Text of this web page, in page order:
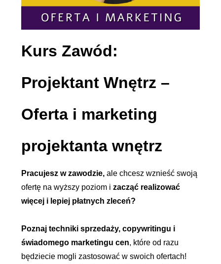
Kurs Zawód:
Projektant Wnętrz –
Oferta i marketing
projektanta wnętrz
Pracujesz w zawodzie, ale chcesz wznieść swoją
ofertę na wyższy poziom i zacząć realizować
więcej i lepiej płatnych zleceń?
Poznaj techniki sprzedaży, copywritingu i
świadomego marketingu cen, które od razu
będziecie mogli zastosować w swoich ofertach!